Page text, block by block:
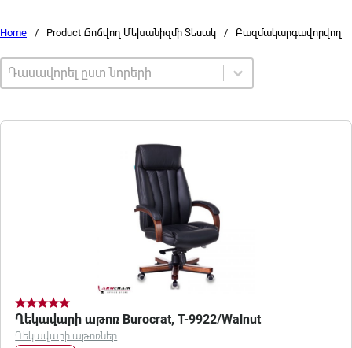
Home / Product Ճոճվող Մեխանիզմի Տեսակ / Բազմակարգավորվող
Sort by
Sort content
Ղեկավարի աթոռ Burocrat, T-9922/Walnut
Ղեկավարի աթոռներ